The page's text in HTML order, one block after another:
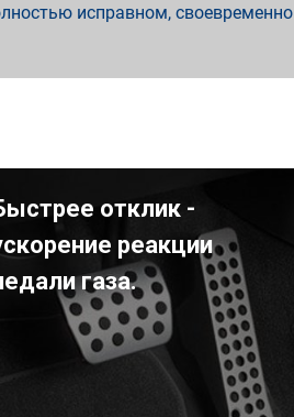
исправном, своевременно
отклик -
реакции
газа.